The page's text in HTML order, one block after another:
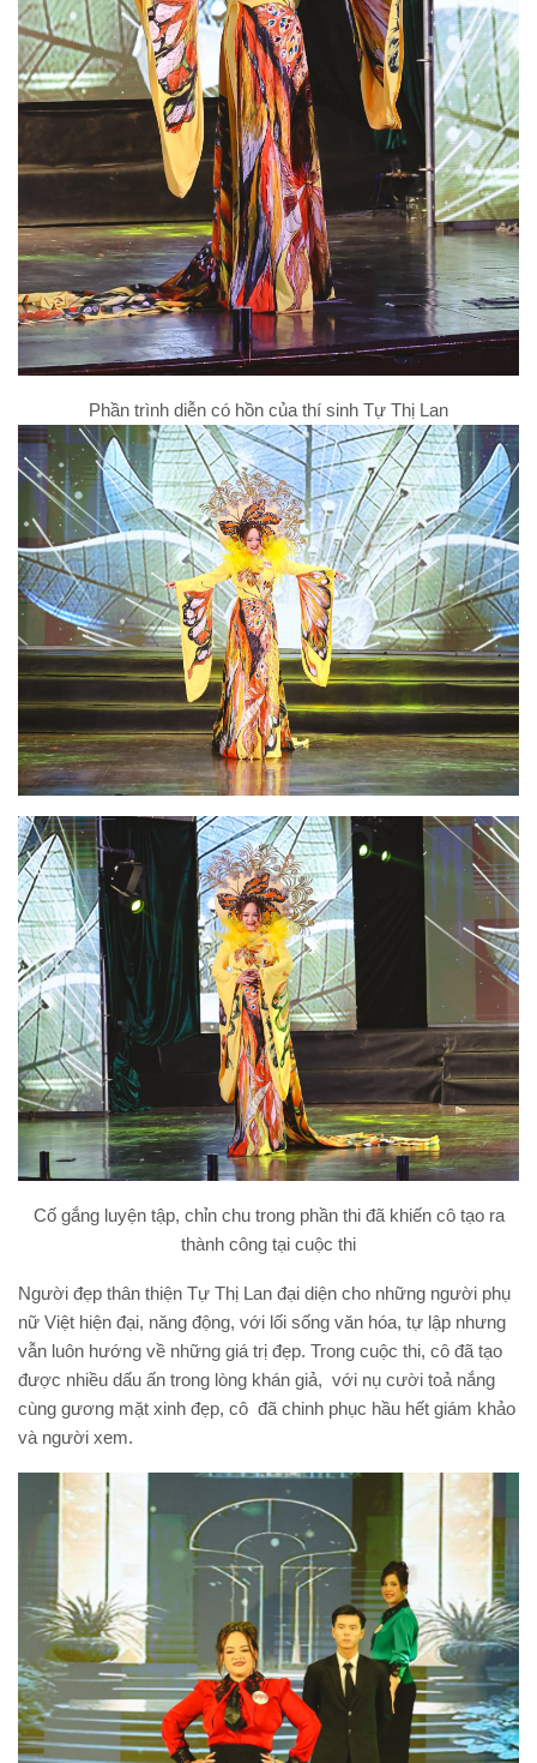
Phần trình diễn có hồn của thí sinh Tự Thị Lan
Cố gắng luyện tập, chỉn chu trong phần thi đã khiến cô tạo ra
thành công tại cuộc thi
Người đẹp thân thiện Tự Thị Lan đại diện cho những người phụ
nữ Việt hiện đại, năng động, với lối sống văn hóa, tự lập nhưng
vẫn luôn hướng về những giá trị đẹp. Trong cuộc thi, cô đã tạo
được nhiều dấu ấn trong lòng khán giả, với nụ cười toả nắng
cùng gương mặt xinh đẹp, cô đã chinh phục hầu hết giám khảo
và người xem.